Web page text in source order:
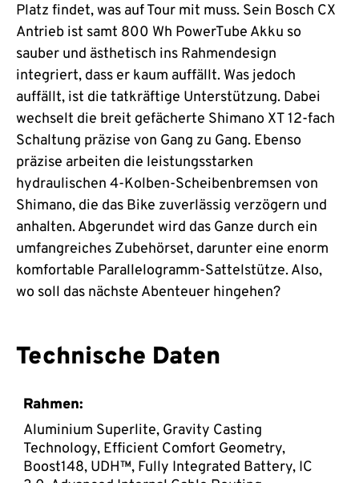
Platz findet, was auf Tour mit muss. Sein Bosch CX
Antrieb ist samt 800 Wh PowerTube Akku so
sauber und ästhetisch ins Rahmendesign
integriert, dass er kaum auffällt. Was jedoch
auffällt, ist die tatkräftige Unterstützung. Dabei
wechselt die breit gefächerte Shimano XT 12-fach
Schaltung präzise von Gang zu Gang. Ebenso
präzise arbeiten die leistungsstarken
hydraulischen 4-Kolben-Scheibenbremsen von
Shimano, die das Bike zuverlässig verzögern und
anhalten. Abgerundet wird das Ganze durch ein
umfangreiches Zubehörset, darunter eine enorm
komfortable Parallelogramm-Sattelstütze. Also,
wo soll das nächste Abenteuer hingehen?
Technische Daten
Rahmen:
Aluminium Superlite, Gravity Casting
Technology, Efficient Comfort Geometry,
Boost148, UDH™, Fully Integrated Battery, IC